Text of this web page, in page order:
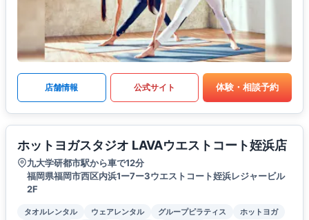
店舗情報 公式サイト 体験・相談予約
ホットヨガスタジオ LAVAウエストコート姪浜店
九大学研都市駅から車で12分
福岡県福岡市西区内浜1ー7ー3ウエストコート姪浜レジャービル
2F
タオルレンタル ウェアレンタル グループピラティス
ホットヨガ